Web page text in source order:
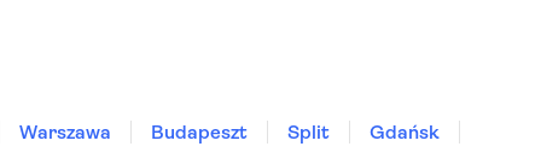
Warszawa Budapeszt Split
Gdańsk